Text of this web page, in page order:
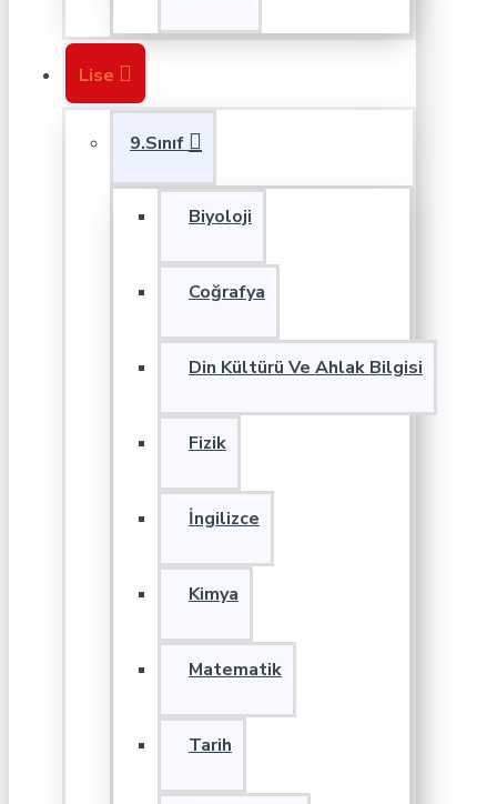
Lise
9.Sınıf
Biyoloji
Coğrafya
Din Kültürü Ve Ahlak Bilgisi
Fizik
İngilizce
Kimya
Matematik
Tarih